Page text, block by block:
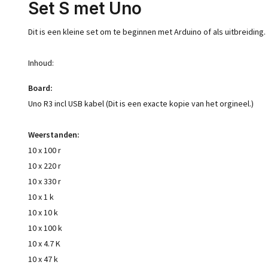
Set S met Uno
Dit is een kleine set om te beginnen met Arduino of als uitbreiding.
Inhoud:
Board:
Uno R3 incl USB kabel (Dit is een exacte kopie van het orgineel.)
Weerstanden:
10 x 100 r
10 x 220 r
10 x 330 r
10 x 1 k
10 x 10 k
10 x 100 k
10 x 4.7 K
10 x 47 k